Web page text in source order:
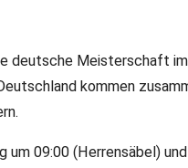
am
Meisterschaft im
deutsche Meisterschaft
kommen
09:00 (Herrensäbel)